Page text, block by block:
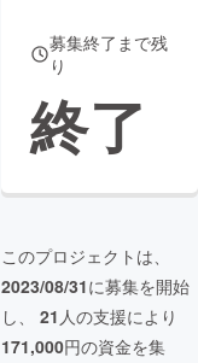
募集終了まで残
り
終了
このプロジェクトは、
2023/08/31に募集を開始
し、 21 人の支援により
171,000円の資金を集